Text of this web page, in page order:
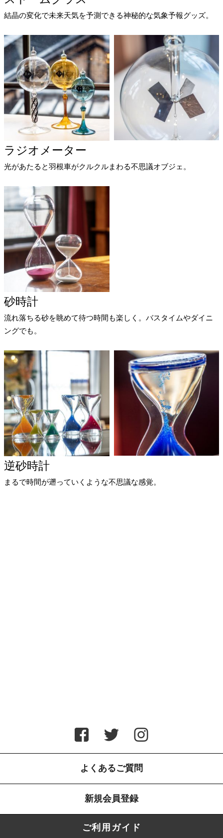
結晶の変化で未来天気を予測できる神秘的な気象予報グッズ。
ラジオメーター
光があたると羽根車がクルクルまわる不思議オブジェ。
砂時計
流れ落ちる砂を眺めて待つ時間も楽しく。バスタイムやダイニ
ングでも。
逆砂時計
まるで時間が遡っていくような不思議な感覚。
よくあるご質問
新規会員登録
ご利用ガイド